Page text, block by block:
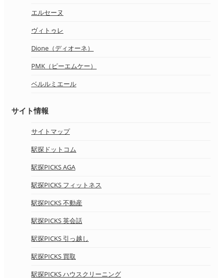
エルセーヌ
ヴィトゥレ
Dione（ディオーネ）
PMK（ピーエムケー）
ベルルミエール
サイト情報
サイトマップ
駅探ドットコム
駅探PICKS AGA
駅探PICKS フィットネス
駅探PICKS 不動産
駅探PICKS 英会話
駅探PICKS 引っ越し
駅探PICKS 買取
駅探PICKS ハウスクリーニング